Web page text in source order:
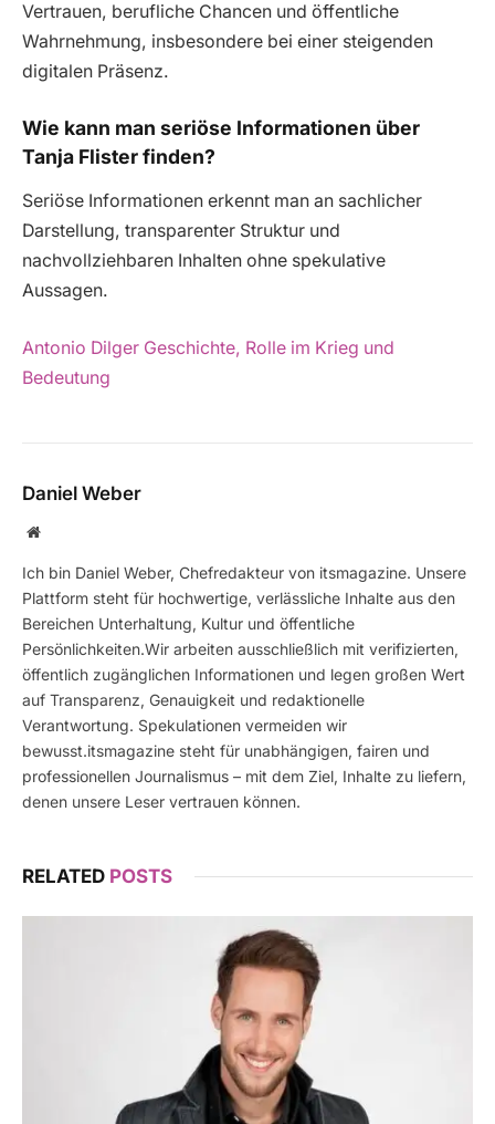
Vertrauen, berufliche Chancen und öffentliche
Wahrnehmung, insbesondere bei einer steigenden
digitalen Präsenz.
Wie kann man seriöse Informationen über
Tanja Flister finden?
Seriöse Informationen erkennt man an sachlicher
Darstellung, transparenter Struktur und
nachvollziehbaren Inhalten ohne spekulative
Aussagen.
Antonio Dilger Geschichte, Rolle im Krieg und
Bedeutung
Daniel Weber
Website
Ich bin Daniel Weber, Chefredakteur von itsmagazine. Unsere
Plattform steht für hochwertige, verlässliche Inhalte aus den
Bereichen Unterhaltung, Kultur und öffentliche
Persönlichkeiten.Wir arbeiten ausschließlich mit verifizierten,
öffentlich zugänglichen Informationen und legen großen Wert
auf Transparenz, Genauigkeit und redaktionelle
Verantwortung. Spekulationen vermeiden wir
bewusst.itsmagazine steht für unabhängigen, fairen und
professionellen Journalismus – mit dem Ziel, Inhalte zu liefern,
denen unsere Leser vertrauen können.
RELATED POSTS